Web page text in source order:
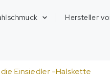
Hersteller
Einsiedler -Halskette